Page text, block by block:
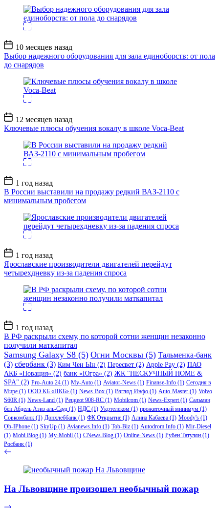
Дата
записи
10 месяцев назад
Выбор надежного оборудования для зала единоборств: от пола
до снарядов
Дата
записи
12 месяцев назад
Ключевые плюсы обучения вокалу в школе Voca-Beat
Дата
записи
1 год назад
В России выставили на продажу редкий ВАЗ-2110 с
минимальным пробегом
Дата
записи
1 год назад
Ярославские производители двигателей перейдут
четырехдневку из-за падения спроса
Дата
записи
1 год назад
В РФ раскрыли схему, по которой сотни женщин незаконно
получили маткапитал
Samsung Galaxy S8 (5) Огни Москвы (5) Тальменка-банк
(3) сбербанк (3) Ким Чен Ын (2) Пересвет (2) Apple Pay (2) ПАО
АКБ «Новация» (2) банк «Югра» (2) ЖК "НЕСКУЧНЫЙ HOME &
SPA" (2) Pro-Auto 24 (1) My-Auto (1) Aviator-News (1) Finanse-Info (1) Сегодня в
Мире (1) ООО КБ «НКБ» (1) News-Box (1) Взгляд-Инфо (1) Auto-Master (1) Volvo
S60R (1) News-Land (1) Peugeot 908-RC (1) Mobilcom (1) News-Expert(1) Сальман
бен Абдель Азиз аль-Сауд (1) НДС (1) Укртелеком (1) прожиточный минимум (1)
Совкомбанк (1) Донхлеббанк (1) ФК Открытие (1) Алина Кабаева (1) Moody's (1)
Ob-IPhone (1) SkyUp (1) Avianews.Info (1) Tob-Biz (1) Autodrom.Info (1) Mir-Diesel
(1) Mobi Blog (1) My-Mobil (1) CNews.Blog (1) Online-News (1) Рубен Татулян (1)
Росбанк (1)
На Львовщине произошел необычный пожар